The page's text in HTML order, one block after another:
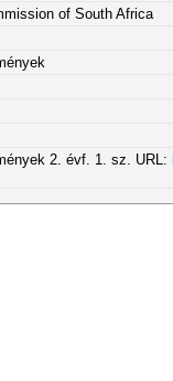
of South Africa
2. évf. 1. sz. URL: